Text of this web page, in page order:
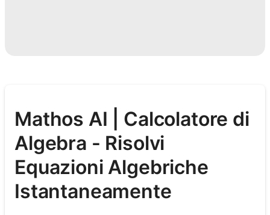
Mathos AI | Calcolatore di
Algebra - Risolvi
Equazioni Algebriche
Istantaneamente